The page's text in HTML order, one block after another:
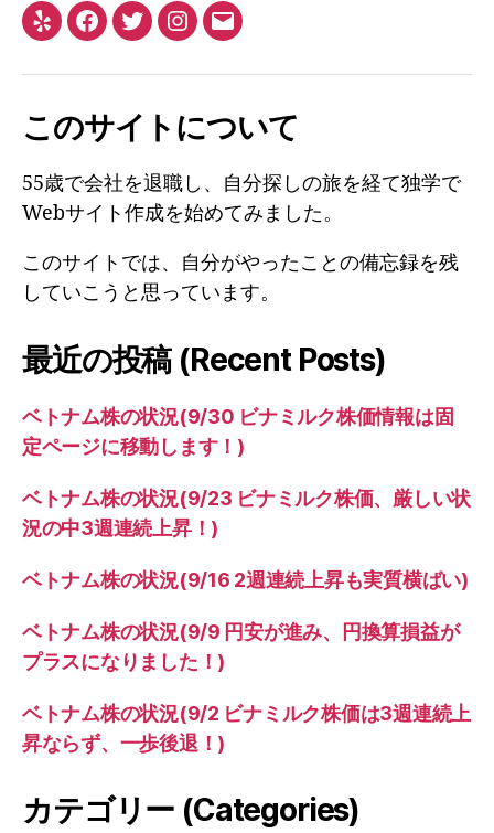
Yelp Facebook
TwitterInstagram
メ
このサイトについて
55歳で会社を退職し、自分探しの旅を経て独学で
Webサイト作成を始めてみました。
このサイトでは、自分がやったことの備忘録を残
していこうと思っています。
最近の投稿 (Recent Posts)
ベトナム株の状況(9/30 ビナミルク株価情報は固
定ページに移動します！)
ベトナム株の状況(9/23 ビナミルク株価、厳しい状
況の中3週連続上昇！)
ベトナム株の状況(9/16 2週連続上昇も実質横ばい)
ベトナム株の状況(9/9 円安が進み、円換算損益が
プラスになりました！)
ベトナム株の状況(9/2 ビナミルク株価は3週連続上
昇ならず、一歩後退！)
カテゴリー (Categories)